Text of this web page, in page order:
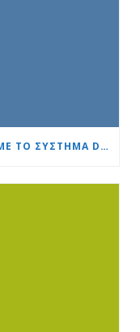
1.500 ΡΟΜΠΟΤΙΚΈΣ ΕΠΕΜΒΆΣΕΙΣ ΜΕ ΤΟ ΣΎΣΤΗΜΑ DA VINCI: ΤΟ «ΚΑΡΔΙΆ ΚΑΙ ΕΓΚΈΦΑΛΟΣ» ΕΔΡΑΙΏΝΕΙ ΤΗΝ ΗΓΕΤΙΚΉ ΤΟΥ ΘΈΣΗ ΣΤΗΝ ΟΥΡΟΛΟΓΊΑ